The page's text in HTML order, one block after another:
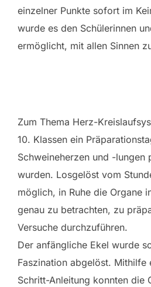
einzelner Punkte sofort im
wurde es den Schülerinnen
ermöglicht, mit allen Sinnen
Zum Thema Herz-
10. Klassen ein
Schweineherzen und -lungen
wurden. Losgelöst vom
möglich, in Ruhe die Organe
genau zu betrachten, zu
Versuche durchzuführen.
Der anfängliche Ekel wurde
Faszination abgelöst. Mithilfe
Schritt-Anleitung konnten die